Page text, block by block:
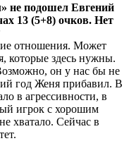
не подошел Евгений
13 (5+8) очков. Нет
отношения. Может
которые здесь нужны.
он у нас бы не
год Женя прибавил. В
в агрессивности, в
игрок с хорошим
хватало. Сейчас в